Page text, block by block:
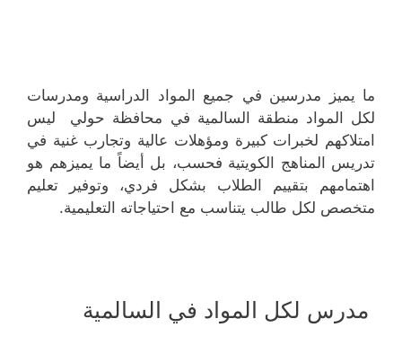
ما يميز مدرسين في جميع المواد الدراسية ومدرسات
لكل المواد منطقة السالمية في محافظة حولي ليس
امتلاكهم لخبرات كبيرة ومؤهلات عالية وتجارب غنية في
تدريس المناهج الكويتية فحسب، بل أيضاً ما يميزهم هو
اهتمامهم بتقييم الطلاب بشكل فردي، وتوفير تعليم
متخصص لكل طالب يتناسب مع احتياجاته التعليمية.
مدرس لكل المواد في السالمية